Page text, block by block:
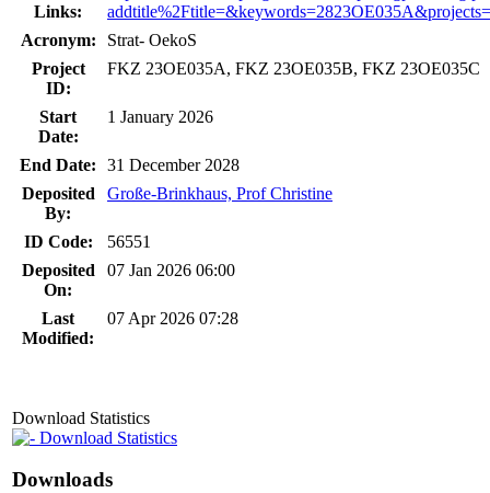
Links:
Acronym:
Strat- OekoS
Project
ID:
FKZ 23OE035A, FKZ 23OE035B, FKZ 23OE035C
Start
Date:
1 January 2026
End Date:
31 December 2028
Deposited
By:
Große-Brinkhaus, Prof Christine
ID Code:
56551
Deposited
On:
07 Jan 2026 06:00
Last
Modified:
07 Apr 2026 07:28
Download Statistics
Download Statistics
Downloads